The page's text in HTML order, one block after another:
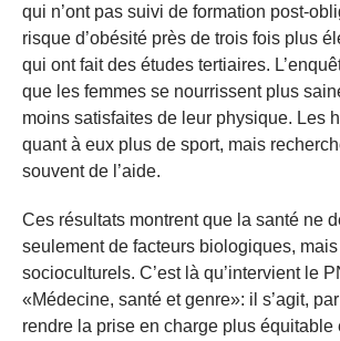
qui n’ont pas suivi de formation post-
risque d’obésité près de trois fois plus
qui ont fait des études tertiaires.
que les femmes se nourrissent plus
moins satisfaites de leur physique. Les
quant à eux plus de sport, mais
souvent de l’aide.
Ces résultats montrent que la santé ne
seulement de facteurs biologiques,
socioculturels. C’est là qu’intervient le
«Médecine, santé et genre»: il s’agit,
rendre la prise en charge plus équitable